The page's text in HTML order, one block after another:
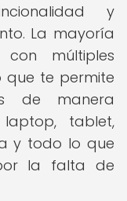
y
La mayoría
múltiples
que te permite
de manera
tablet,
y todo lo que
la falta de